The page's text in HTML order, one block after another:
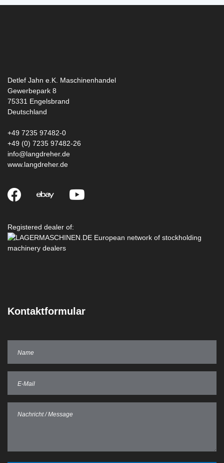
Detlef Jahn e.K. Maschinenhandel
Gewerbepark 8
75331 Engelsbrand
Deutschland
+49 7235 97482-0
+49 (0) 7235 97482-26
info@langdreher.de
www.langdreher.de
Registered dealer of:
Kontaktformular